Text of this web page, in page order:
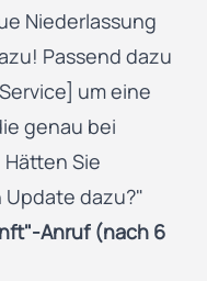
Niederlassung
Passend dazu
um eine
genau bei
Sie
Update dazu?"
Anruf (nach 6